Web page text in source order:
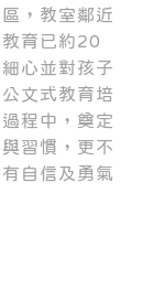
，教室鄰近
育已約20
心並對孩子
文式教育培
程中，奠定
習慣，更不
自信及勇氣